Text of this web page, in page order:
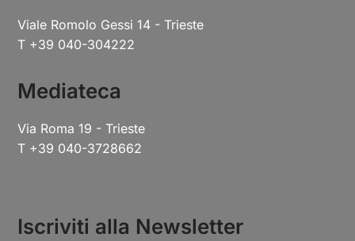
Viale Romolo Gessi 14 - Trieste
T +39 040-304222
Mediateca
Via Roma 19 - Trieste
T +39 040-3728662
Iscriviti alla Newsletter